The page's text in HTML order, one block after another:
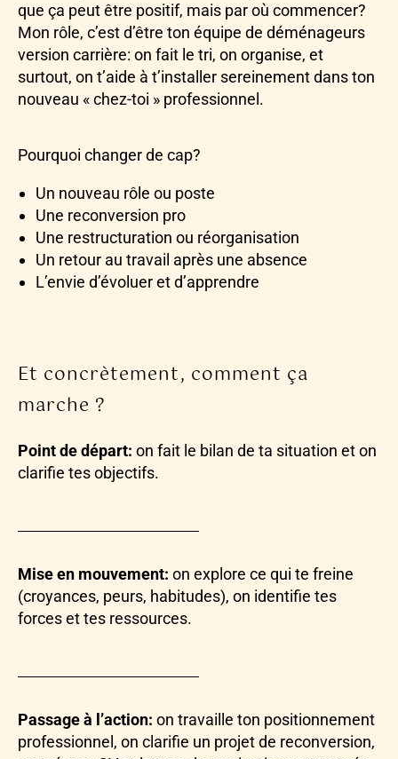
que ça peut être positif, mais par où commencer?
Mon rôle, c’est d’être ton équipe de déménageurs
version carrière: on fait le tri, on organise, et
surtout, on t’aide à t’installer sereinement dans ton
nouveau « chez-toi » professionnel.
Pourquoi changer de cap?
Un nouveau rôle ou poste
Une reconversion pro
Une restructuration ou réorganisation
Un retour au travail après une absence
L’envie d’évoluer et d’apprendre
Et concrètement, comment ça
marche ?
Point de départ: on fait le bilan de ta situation et on
clarifie tes objectifs.
Mise en mouvement: on explore ce qui te freine
(croyances, peurs, habitudes), on identifie tes
forces et tes ressources.
Passage à l’action: on travaille ton positionnement
professionnel, on clarifie un projet de reconversion,